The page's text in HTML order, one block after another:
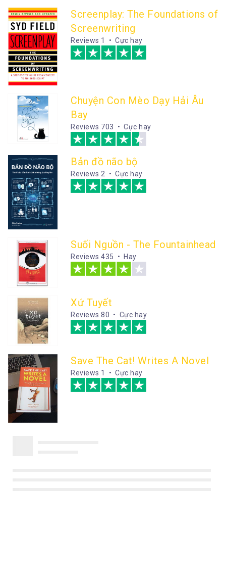
Screenplay: The Foundations of
Screenwriting
Reviews 1 • Cực hay
Chuyện Con Mèo Dạy Hải Âu
Bay
Reviews 703 • Cực hay
Bản đồ não bộ
Reviews 2 • Cực hay
Suối Nguồn - The Fountainhead
Reviews 435 • Hay
Xứ Tuyết
Reviews 80 • Cực hay
Save The Cat! Writes A Novel
Reviews 1 • Cực hay